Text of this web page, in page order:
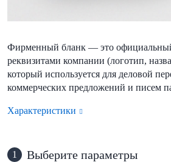
Фирменный бланк — это
реквизитами компании (логотип,
который используется для деловой
коммерческих предложений и писем
Характеристики
1 Выберите параметры